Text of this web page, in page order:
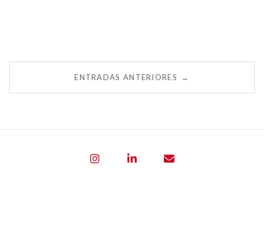
ENTRADAS ANTERIORES →